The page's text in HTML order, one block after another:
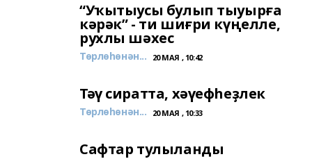
“Уҡытыусы булып тыуырға
кәрәк” - ти шиғри күңелле,
рухлы шәхес
Төрлөһөнән... 20 МАЯ , 10:42
Тәү сиратта, хәүефһеҙлек
Төрлөһөнән... 20 МАЯ , 10:33
Сафтар тулыланды